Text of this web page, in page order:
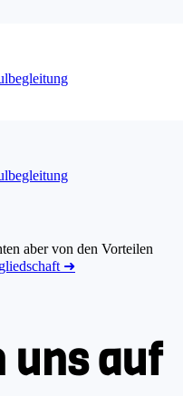
aber von den Vorteilen
➜
uns auf